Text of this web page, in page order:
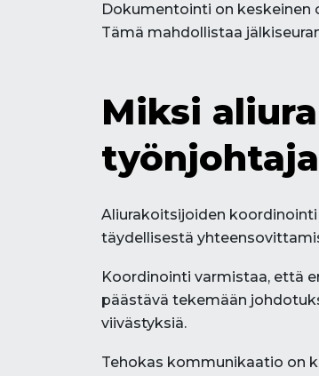
Dokumentointi on keskeinen
Tämä mahdollistaa
Miksi
Aliurakoitsijoiden
täydellisestä
Koordinointi varmistaa, että
päästävä tekemään
viivästyksiä.
Tehokas kommunikaatio on